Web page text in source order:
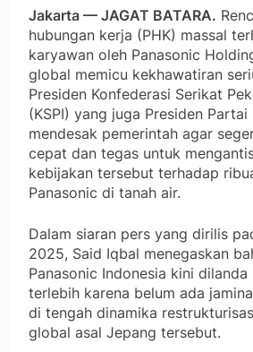
Jakarta — JAGAT BATARA.
hubungan kerja (PHK) massal
karyawan oleh Panasonic
global memicu kekhawatiran
Presiden Konfederasi Serikat
(KSPI) yang juga Presiden Partai
mendesak pemerintah agar
cepat dan tegas untuk
kebijakan tersebut terhadap
Panasonic di tanah air.
Dalam siaran pers yang dirilis
2025, Said Iqbal menegaskan
Panasonic Indonesia kini dilanda
terlebih karena belum ada
di tengah dinamika
global asal Jepang tersebut.